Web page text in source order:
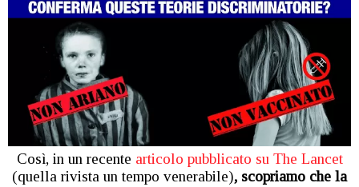
Così, in un recente articolo pubblicato su The Lancet
(quella rivista un tempo venerabile), scopriamo che la